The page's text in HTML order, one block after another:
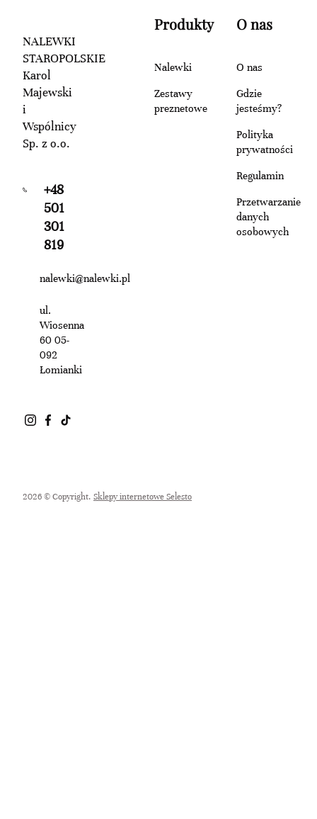
NALEWKI
STAROPOLSKIE
Karol
Majewski
i
Wspólnicy
Sp. z o.o.
+48
501
301
819
nalewki@nalewki.pl
ul.
Wiosenna
60 05-
092
Łomianki
Produkty
Nalewki
Zestawy
preznetowe
O nas
O nas
Gdzie
jesteśmy?
Polityka
prywatności
Regulamin
Przetwarzanie
danych
osobowych
2026 © Copyright. Sklepy internetowe Selesto